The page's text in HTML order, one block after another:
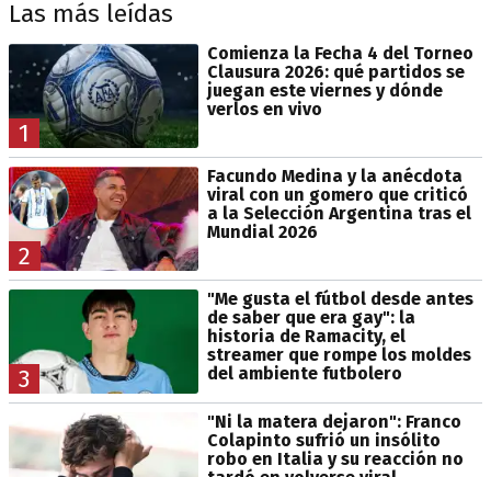
Las más leídas
1
Comienza la Fecha 4 del Torneo
Clausura 2026: qué partidos se
juegan este viernes y dónde
verlos en vivo
2
Facundo Medina y la anécdota
viral con un gomero que criticó
a la Selección Argentina tras el
Mundial 2026
3
"Me gusta el fútbol desde antes
de saber que era gay": la
historia de Ramacity, el
streamer que rompe los moldes
del ambiente futbolero
"Ni la matera dejaron": Franco
Colapinto sufrió un insólito
robo en Italia y su reacción no